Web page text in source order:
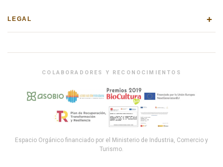
LEGAL +
COLABORADORES Y RECONOCIMIENTOS
Espacio Orgánico financiado por el Ministerio de Industria, Comercio y
Turismo.